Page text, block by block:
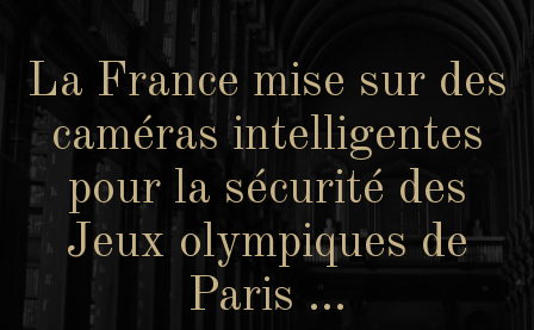
La France mise sur des
caméras intelligentes
pour la sécurité des
Jeux olympiques de
Paris …